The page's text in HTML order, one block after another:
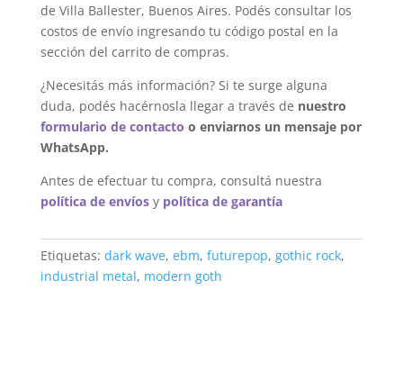
de Villa Ballester, Buenos Aires. Podés consultar los
costos de envío ingresando tu código postal en la
sección del carrito de compras.
¿Necesitás más información? Si te surge alguna
duda, podés hacérnosla llegar a través de nuestro
formulario de contacto o enviarnos un mensaje por
WhatsApp.
Antes de efectuar tu compra, consultá nuestra
política de envíosy política de garantía
Etiquetas: dark wave, ebm, futurepop, gothic rock,
industrial metal, modern goth